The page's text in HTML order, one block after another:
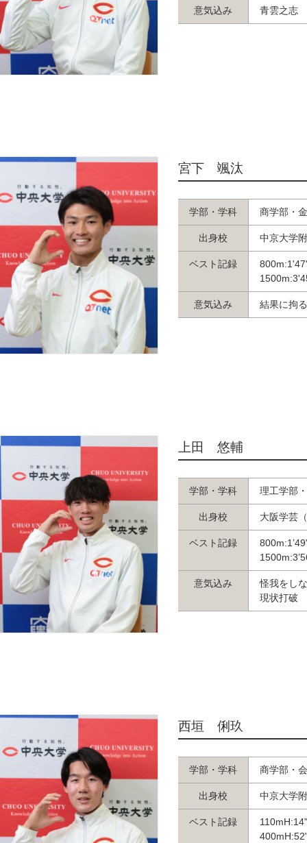
意気込み 青雲之志
宮下 颯汰
学部・学科 商学部・
出身校 中京大学
ベスト記録
意気込み 結果に拘
上田 悠輔
学部・学科 理工学部
出身校 大阪学芸
ベスト記録
意気込み
怪我をし
現状打破
西垣 俐玖
学部・学科 商学部・
出身校 中京大学
ベスト記録